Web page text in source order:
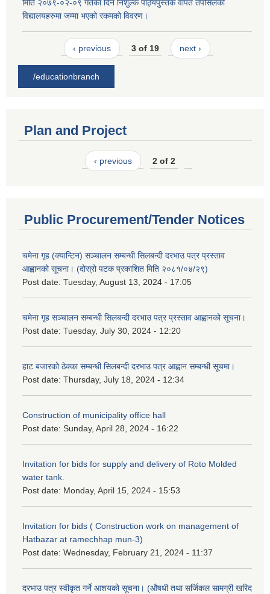
मिति २०७९-०२-०९ गतेका दिन निशुल्क पाठ्यपुस्तक वापत तपसिलका
विद्यालयहरुमा जम्मा भएको रकमको विवरण।
‹ previous 3 of 19 next ›
/educationbranch
Plan and Project
‹ previous 2 of 2
Public Procurement/Tender Notices
चमेना गृह (क्यान्टिन) सञ्चालन सम्बन्धी सिलबन्दी दरभाउ पत्र प्रस्ताव
आह्वानको सूचना। (दोस्रो पटक प्रकाशित मिति २०८१/०४/२९)
Post date: Tuesday, August 13, 2024 - 17:05
चमेना गृह सञ्चालन सम्बन्धी सिलबन्दी दरभाउ पत्र प्रस्ताव आह्वानको सूचना।
Post date: Tuesday, July 30, 2024 - 12:20
हाट बजारको ठेक्का सम्बन्धी सिलबन्दी दरभाउ पत्र आह्वान सम्बन्धी सूचमा।
Post date: Thursday, July 18, 2024 - 12:34
Construction of municipality office hall
Post date: Sunday, April 28, 2024 - 16:22
Invitation for bids for supply and delivery of Roto Molded
water tank.
Post date: Monday, April 15, 2024 - 15:53
Invitation for bids ( Construction work on management of
Hatbazar at ramechhap mun-3)
Post date: Wednesday, February 21, 2024 - 11:37
दरभाउ पत्र स्वीकृत गर्ने आशयको सूचना। (औषधी तथा सर्जिकल सामग्री खरिद